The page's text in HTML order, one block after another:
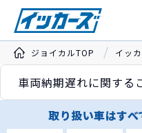
ジョイカルTOP イッ
車両納期遅れに関する
取り扱い車はすべ